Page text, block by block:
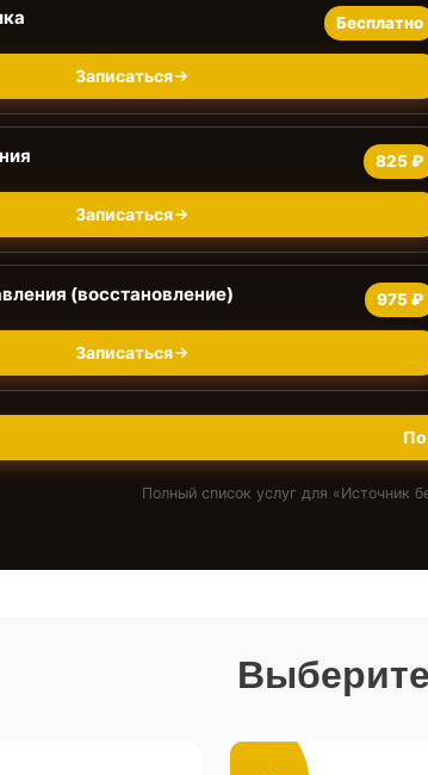
Бесплатно
Записаться
825 ₽
Записаться
(восстановление) 975 ₽
Записаться
Полный список услуг для «Источник